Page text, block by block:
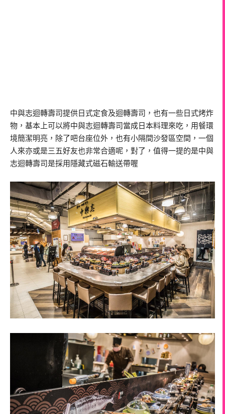
中與志迴轉壽司提供日式定食及迴轉壽司，也有一些日式烤炸
物，基本上可以將中與志迴轉壽司當成日本料理來吃，用餐環
境簡潔明亮，除了吧台座位外，也有小隔間沙發區空間，一個
人來亦或是三五好友也非常合適呢，對了，值得一提的是中與
志迴轉壽司是採用隱藏式磁石輸送帶喔